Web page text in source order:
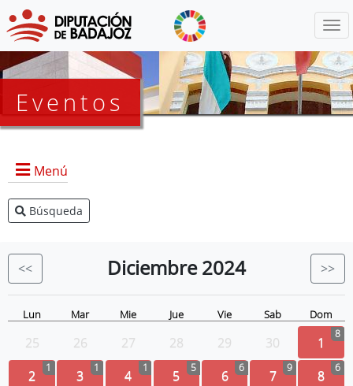
Eventos
Menú
Agenda Presidencia
Eventos
Búsqueda
<< Diciembre 2024 >>
Lun Mar Mie Jue Vie Sab Dom
25 26 27 28 29 30 1 8
2 1 3 1 4 1 5 5 6 6 7 9 8 6